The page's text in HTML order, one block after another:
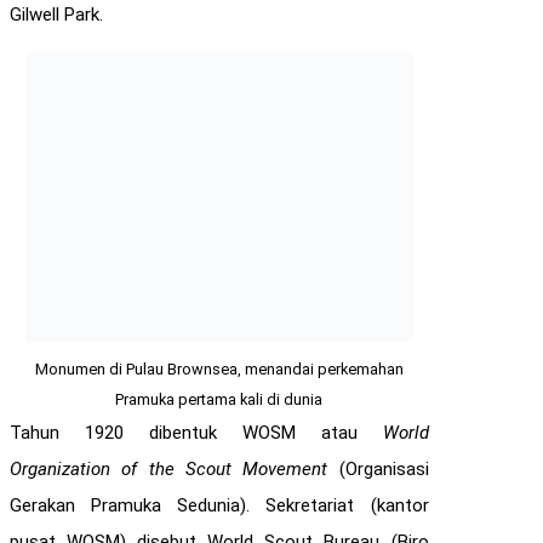
Gilwell Park.
Monumen di Pulau Brownsea, menandai perkemahan
Pramuka pertama kali di dunia
Tahun 1920 dibentuk WOSM atau World
Organization of the Scout Movement (Organisasi
Gerakan Pramuka Sedunia). Sekretariat (kantor